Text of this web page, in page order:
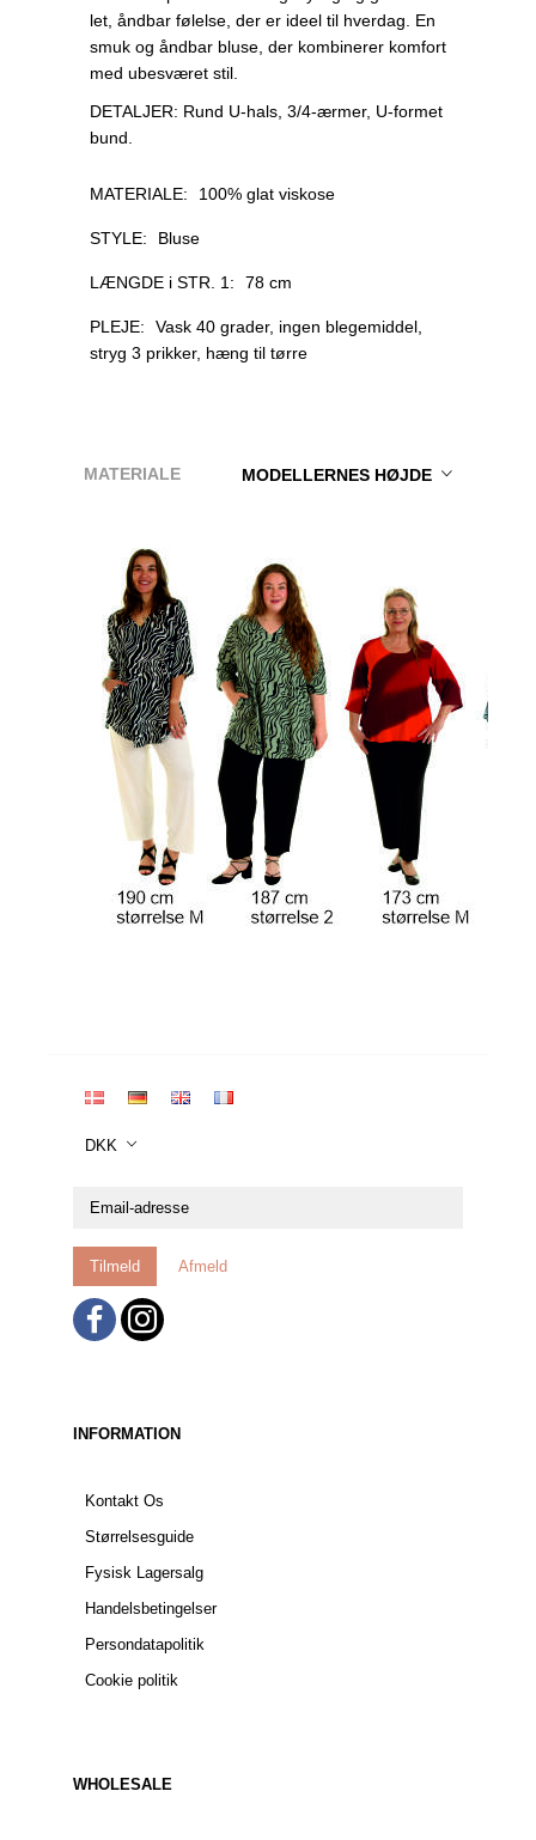
let, åndbar følelse, der er ideel til hverdag. En
smuk og åndbar bluse, der kombinerer komfort
med ubesværet stil.
DETALJER: Rund U-hals, 3/4-ærmer, U-formet
bund.
MATERIALE: 100% glat viskose
STYLE: Bluse
LÆNGDE i STR. 1: 78 cm
PLEJE:
Vask 40 grader, ingen blegemiddel,
stryg 3 prikker, hæng til tørre
MODELLERNES HØJDE
MATERIALE
DKK
Email-
Tilmeld Afmeld
INFORMATION
Kontakt Os
Størrelsesguide
Fysisk Lagersalg
Handelsbetingelser
Persondatapolitik
Cookie politik
WHOLESALE